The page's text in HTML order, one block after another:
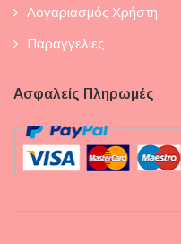
Λογαριασμός Χρήστη
Παραγγελίες
Ασφαλείς Πληρωμές